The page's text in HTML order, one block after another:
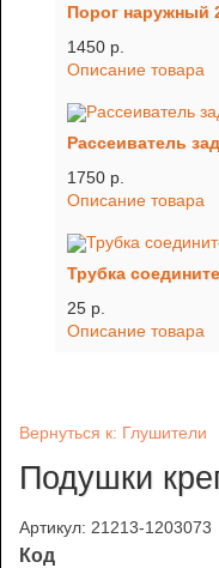
Порог наружный
1450 p.
Описание товара
Рассеиватель
1750 p.
Описание товара
Трубка
25 p.
Описание товара
Вернуться к: Глушители
Подушки
Артикул: 21213-1203073
Код